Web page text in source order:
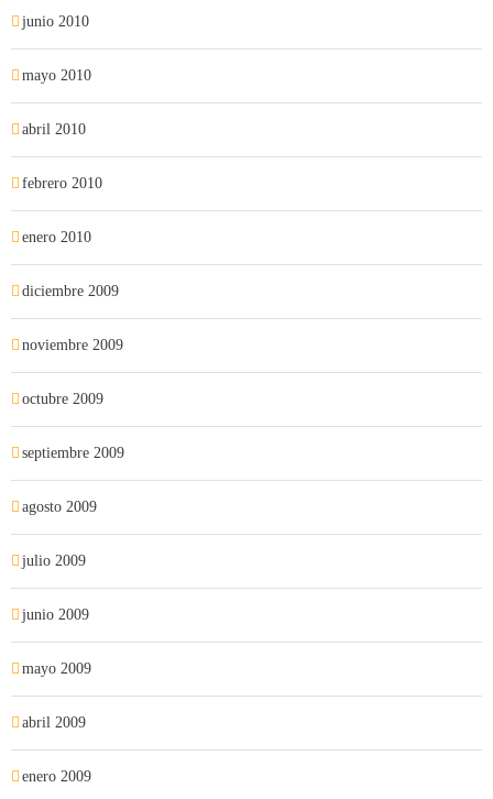
junio 2010
mayo 2010
abril 2010
febrero 2010
enero 2010
diciembre 2009
noviembre 2009
octubre 2009
septiembre 2009
agosto 2009
julio 2009
junio 2009
mayo 2009
abril 2009
enero 2009